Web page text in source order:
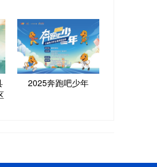
2025奔跑吧少年